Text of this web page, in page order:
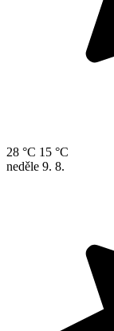
28 °C 15 °C
neděle 9. 8.